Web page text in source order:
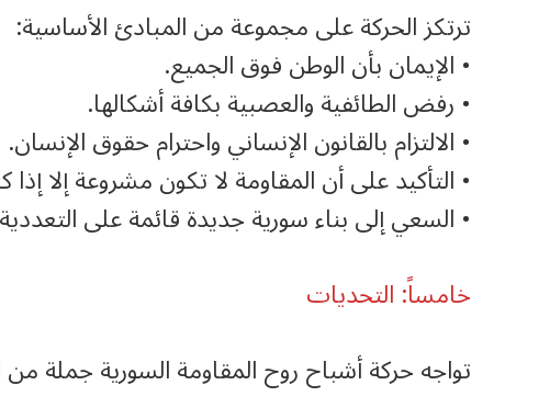
ترتكز الحركة على مجموعة من المبادئ الأساسية:
• الإيمان بأن الوطن فوق الجميع.
• رفض الطائفية والعصبية بكافة أشكالها.
• الالتزام بالقانون الإنساني واحترام حقوق الإنسان.
• التأكيد على أن المقاومة لا تكون مشروعة إلا
• السعي إلى بناء سورية جديدة قائمة على
خامساً: التحديات
تواجه حركة أشباح روح المقاومة السورية جملة من